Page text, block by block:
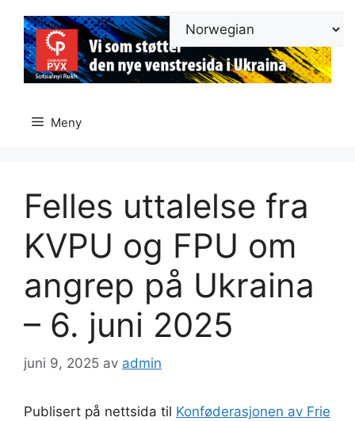
innhold
Meny
Felles uttalelse fra
KVPU og FPU om
angrep på Ukraina
– 6. juni 2025
juni 9, 2025 av admin
Publisert på nettsida til Konføderasjonen av Frie